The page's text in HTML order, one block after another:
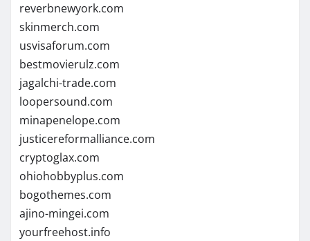
reverbnewyork.com
skinmerch.com
usvisaforum.com
bestmovierulz.com
jagalchi-trade.com
loopersound.com
minapenelope.com
justicereformalliance.com
cryptoglax.com
ohiohobbyplus.com
bogothemes.com
ajino-mingei.com
yourfreehost.info